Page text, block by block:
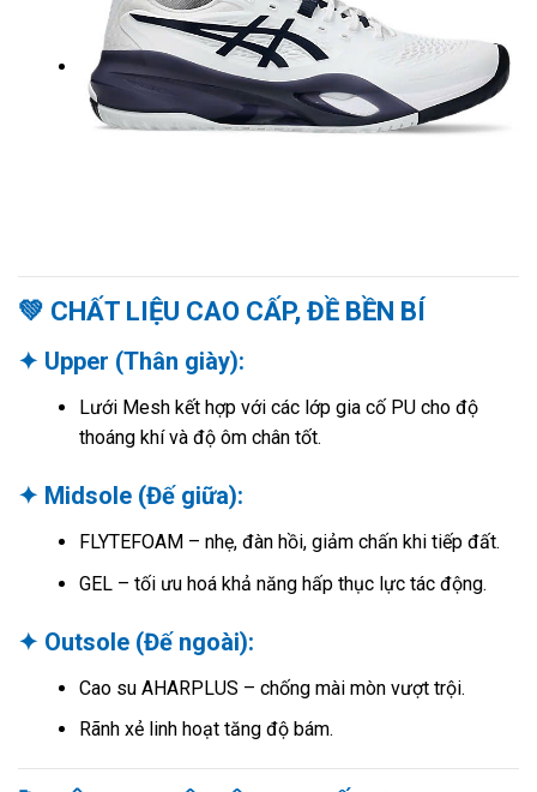
💚 CHẤT LIỆU CAO CẤP, ĐỀ BỀN BÍ
✦ Upper (Thân giày):
Lưới Mesh kết hợp với các lớp gia cố PU cho độ
thoáng khí và độ ôm chân tốt.
✦ Midsole (Đế giữa):
FLYTEFOAM – nhẹ, đàn hồi, giảm chấn khi tiếp đất.
GEL – tối ưu hoá khả năng hấp thục lực tác động.
✦ Outsole (Đế ngoài):
Cao su AHARPLUS – chống mài mòn vượt trội.
Rãnh xẻ linh hoạt tăng độ bám.